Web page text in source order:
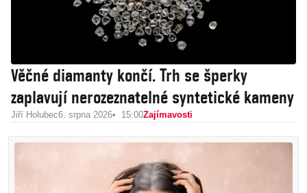
Věčné diamanty končí. Trh se šperky
zaplavují nerozeznatelné syntetické kameny
Jiří Holubec6. srpna 2026 15:00Zajímavosti